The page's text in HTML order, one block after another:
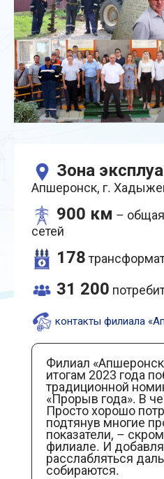
Зона
Апшеронск, г.
900 км –
сетей
178
31 200
контакты филиала
Филиал
итогам 2023 года
традиционной
«Прорыв года». В
Просто хорошо
подтянув многие
показатели, –
филиале. И
расслабляться
собираются.